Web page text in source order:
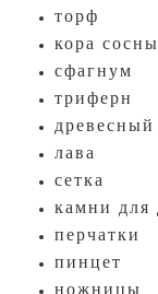
торф
кора сосны
сфагнум
триферн
древесный
лава
сетка
камни для
перчатки
пинцет
ножницы